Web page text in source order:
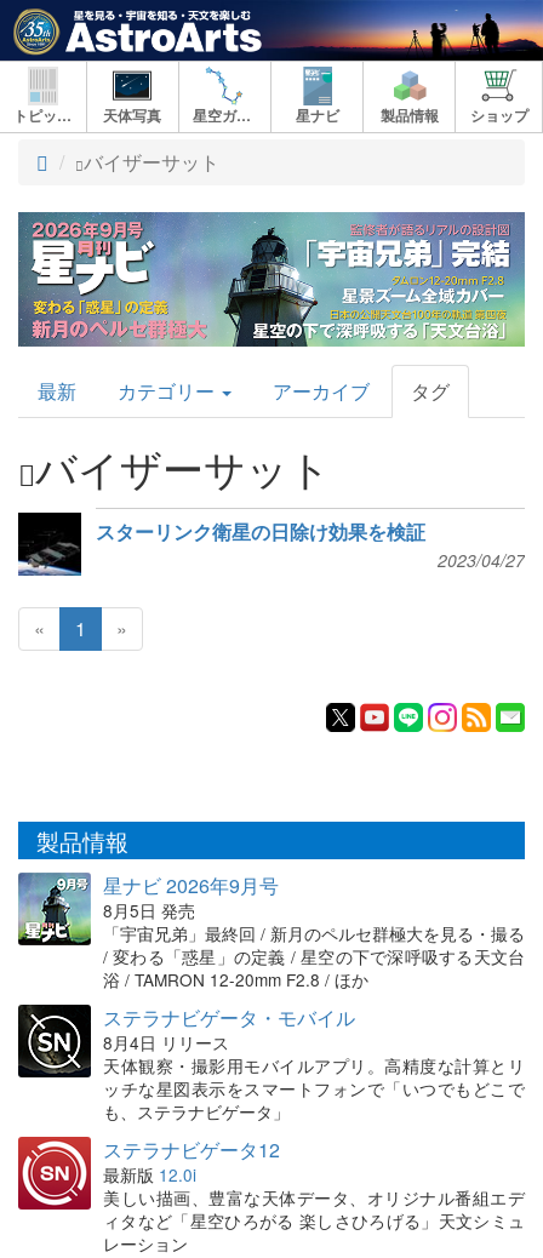
トピックス 天体写真 星空ガイド 星ナビ 製品情報 ショップ
ト
プ
バイザーサット
AstroArts
Topics
最新 カテゴリー アーカイブ タグ
バイザーサット
スターリンク衛星の日除け効果を検証
2023/04/27
« 1 »
製品情報
星ナビ 2026年9月号
8月5日 発売
「宇宙兄弟」最終回 / 新月のペルセ群極大を見る・撮る
/ 変わる「惑星」の定義 / 星空の下で深呼吸する天文台
浴 / TAMRON 12-20mm F2.8 / ほか
ステラナビゲータ・モバイル
8月4日 リリース
天体観察・撮影用モバイルアプリ。高精度な計算とリ
ッチな星図表示をスマートフォンで「いつでもどこで
も、ステラナビゲータ」
ステラナビゲータ12
最新版 12.0i
美しい描画、豊富な天体データ、オリジナル番組エデ
ィタなど「星空ひろがる 楽しさひろげる」天文シミュ
レーション